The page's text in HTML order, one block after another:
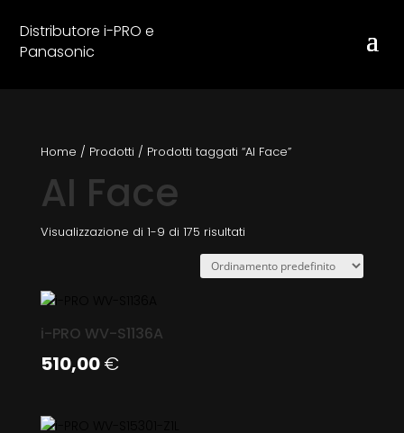
Distributore i-PRO e
Panasonic
Home / Prodotti / Prodotti taggati “AI Face”
AI Face
Visualizzazione di 1-9 di 175 risultati
i-PRO WV-S1136A
510,00€